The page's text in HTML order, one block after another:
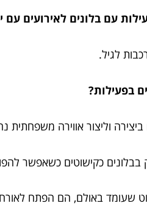
עם בלונים לאירועים עם
לגיל.
בפעילות?
ביצירה וליצור אווירה משפחתית
כקישוטים כשאפשר
שעומד באולם, הם הפתח לאורח